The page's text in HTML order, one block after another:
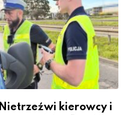
Nietrzeźwi kierowcy i